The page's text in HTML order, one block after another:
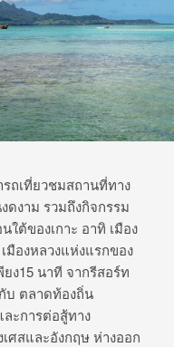
ถเที่ยวชมสถานที่ทาง
งาม รวมถึงกิจกรรม
ต้ของเกาะ อาทิ เมือง
มืองหลวงแห่งแรกของ
ยง15 นาที จากรีสอร์ท
บ ตลาดท้องถิ่น
ะการต่อสู้ทาง
ศสและอังกฤษ ห่างออก